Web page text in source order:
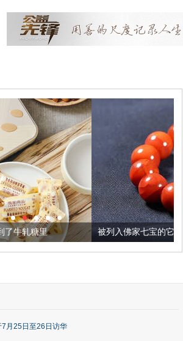
被列入佛家七宝的它到底有多美？
月25日至26日访华